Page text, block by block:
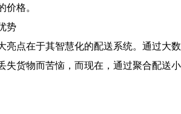
格。
势
亮点在于其智慧化的配送系统。通过大
失货物而苦恼，而现在，通过聚合配送